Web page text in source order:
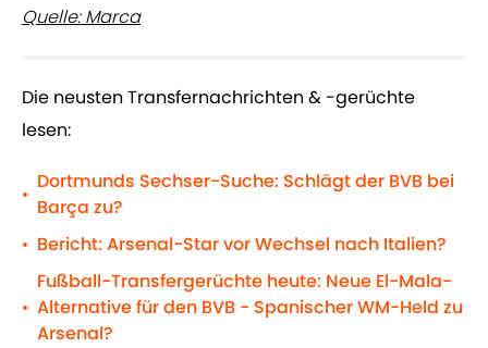
Quelle: Marca
Die neusten Transfernachrichten & -gerüchte
lesen:
•
Dortmunds Sechser-Suche: Schlägt der BVB bei
Barça zu?
• Bericht: Arsenal-Star vor Wechsel nach Italien?
•
Fußball-Transfergerüchte heute: Neue El-Mala-
Alternative für den BVB - Spanischer WM-Held zu
Arsenal?